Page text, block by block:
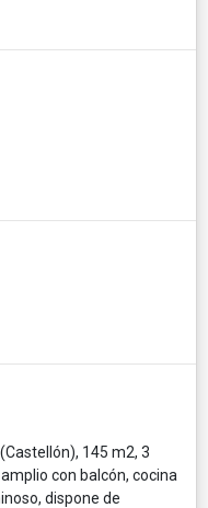
145 m2, 3
con balcón, cocina
dispone de